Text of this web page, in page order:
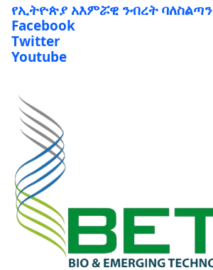
የኢትዮጵያ አእምሯዊ ንብረት ባለስልጣን
Facebook
Twitter
Youtube